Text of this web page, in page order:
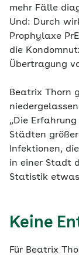
mehr Fälle
Und: Durch
Prophylaxe
die
Übertragung
Beatrix Thorn
„Die
Städten
Infektionen,
in einer Stadt
Statistik etwas
Keine
Für Beatrix